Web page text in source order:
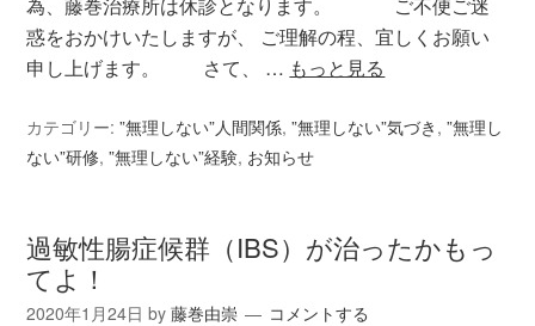
惑をおかけいたしますが、 ご理解の程、宜しくお願い
申し上げます。 さて、 … もっと見る
カテゴリー:”無理しない”人間関係,”無理しない”気づき ,”無理し
ない”研修,”無理しない”経験, お知らせ
過敏性腸症候群（IBS）が治ったかもっ
てよ！
2020年1月24日 by藤巻由崇 コメントする